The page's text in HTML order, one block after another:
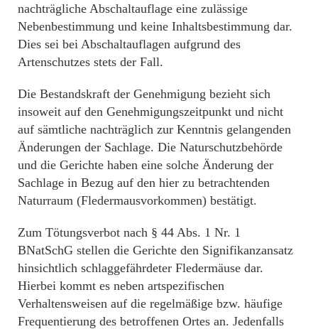
nachträgliche Abschaltauflage eine zulässige
Nebenbestimmung und keine Inhaltsbestimmung dar.
Dies sei bei Abschaltauflagen aufgrund des
Artenschutzes stets der Fall.
Die Bestandskraft der Genehmigung bezieht sich
insoweit auf den Genehmigungszeitpunkt und nicht
auf sämtliche nachträglich zur Kenntnis gelangenden
Änderungen der Sachlage. Die Naturschutzbehörde
und die Gerichte haben eine solche Änderung der
Sachlage in Bezug auf den hier zu betrachtenden
Naturraum (Fledermausvorkommen) bestätigt.
Zum Tötungsverbot nach § 44 Abs. 1 Nr. 1
BNatSchG stellen die Gerichte den Signifikanzansatz
hinsichtlich schlaggefährdeter Fledermäuse dar.
Hierbei kommt es neben artspezifischen
Verhaltensweisen auf die regelmäßige bzw. häufige
Frequentierung des betroffenen Ortes an. Jedenfalls